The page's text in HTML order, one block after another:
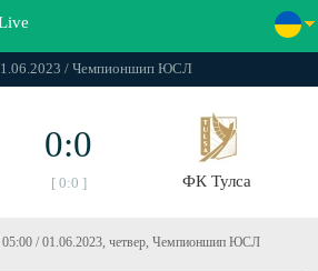
/ Чемпионшип ЮСЛ
0:0
[ 0:0 ] ФК Тулса
/ 01.06.2023, четвер, Чемпионшип ЮСЛ